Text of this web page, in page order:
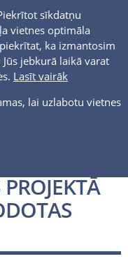
sīkdatņu
vietnes optimāla
ka izmantosim
jebkurā laikā varat
Lasīt vairāk
lai uzlabotu vietnes